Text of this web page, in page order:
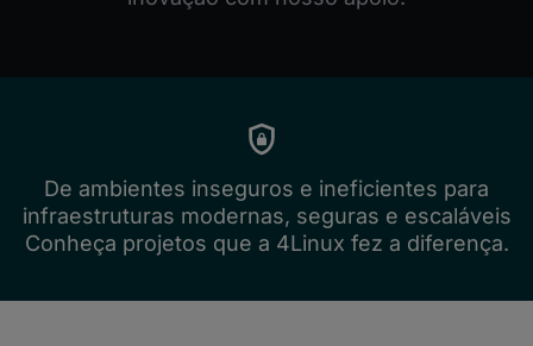
De ambientes inseguros e ineficientes para
infraestruturas modernas, seguras e escaláveis
Conheça projetos que a 4Linux fez a diferença.